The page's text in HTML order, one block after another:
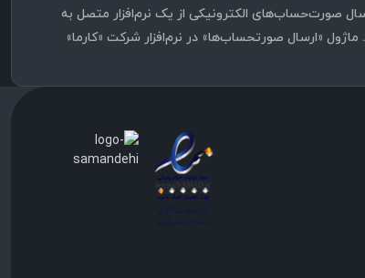
صورت‌حساب‌های الکترونیکی از یک نرم‌افزار متصل به
«ارسال صورتحساب‌ها» در نرم‌افزار شرکت «کارما»